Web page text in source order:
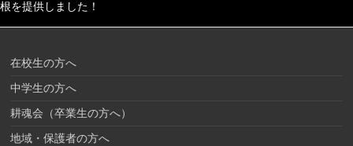
根を提供しました！
在校生の方へ
中学生の方へ
耕魂会（卒業生の方へ）
地域・保護者の方へ